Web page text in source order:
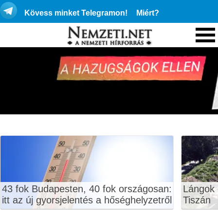
Kövess minket Telegramon! Miért?
43 fok Budapesten, 40 fok országosan:
itt az új gyorsjelentés a hőséghelyzetről
Lángok
Tiszán